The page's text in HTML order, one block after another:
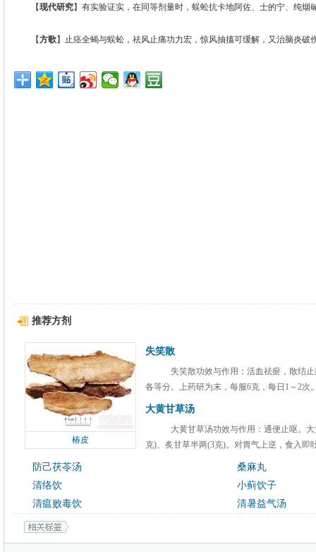
【现代研究】有实验证实，在同等剂量时，蜈蚣抗卡地阿佐、士的宁、纯烟
【方歌】止痉全蝎与蜈蚣，祛风止痛功力宏，惊风抽搐可缓解，又治脑炎破
推荐方剂
椿皮
失笑散
失笑散功效与作用：活血祛瘀，散结
各等分。上药研为末，每服6克，每日1～2次
大黄甘草汤
大黄甘草汤功效与作用：通便止呕。
克)、炙甘草半两(3克)。对胃气上逆，食入即
防己茯苓汤
桑麻丸
清络饮
小蓟饮子
清瘟败毒饮
清暑益气汤